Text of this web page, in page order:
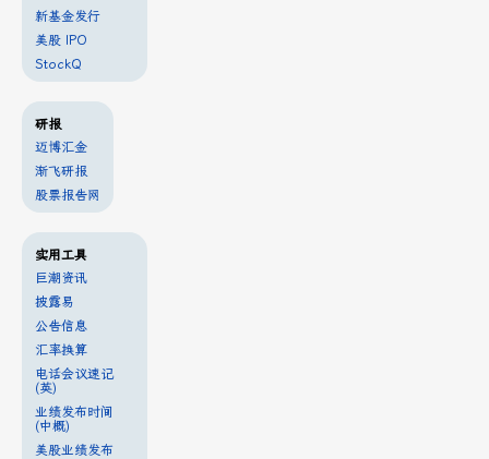
新基金发行
美股 IPO
StockQ
研报
迈博汇金
渐飞研报
股票报告网
实用工具
巨潮资讯
披露易
公告信息
汇率换算
电话会议速记
(英)
业绩发布时间
(中概)
美股业绩发布